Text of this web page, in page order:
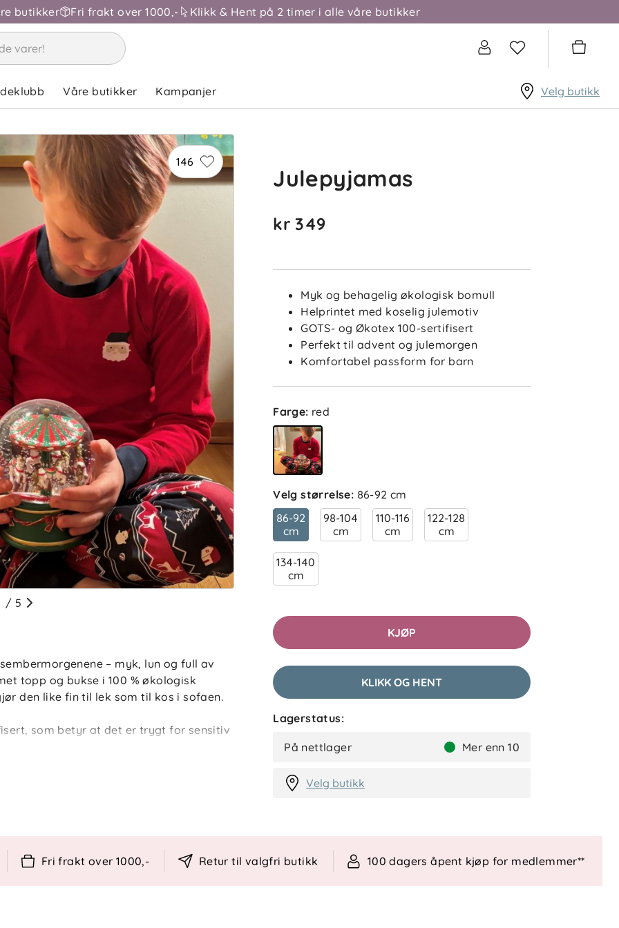
butikker Fri frakt over 1000,- Klikk & Hent på 2 timer i alle våre butikker
Våre butikker Kampanjer Velg butikk
146
/ 5
– myk, lun og full av
topp og bukse i 100 % økologisk
den like fin til lek som til kos i sofaen.
som betyr at det er trygt for sensitiv
bomull
Julepyjamas
kr 349
Myk og behagelig økologisk bomull
Helprintet med koselig julemotiv
GOTS- og Økotex 100-sertifisert
Perfekt til advent og julemorgen
Komfortabel passform for barn
Farge: red
Velg størrelse: 86-92 cm
86-92
cm
98-104
cm
110-116
cm
122-128
cm
134-140
cm
KJØP
KLIKK OG HENT
Lagerstatus:
På nettlager Mer enn 10
Velg butikk
Fri frakt over 1000,- Retur til valgfri butikk 100 dagers åpent kjøp for medlemmer**